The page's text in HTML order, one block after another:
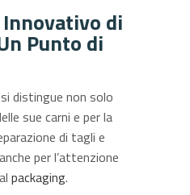
di
Punto di
distingue non solo
sue carni e per la
di tagli e
per l’attenzione
packaging.